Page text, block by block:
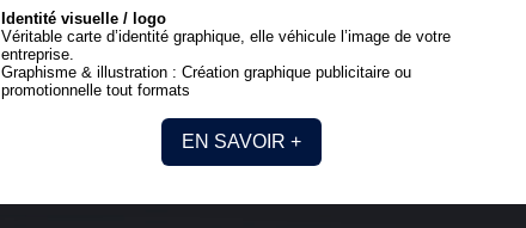
Identité visuelle / logo
Véritable carte d’identité graphique, elle véhicule l’image de votre
entreprise.
Graphisme & illustration : Création graphique publicitaire ou
promotionnelle tout formats
EN SAVOIR +